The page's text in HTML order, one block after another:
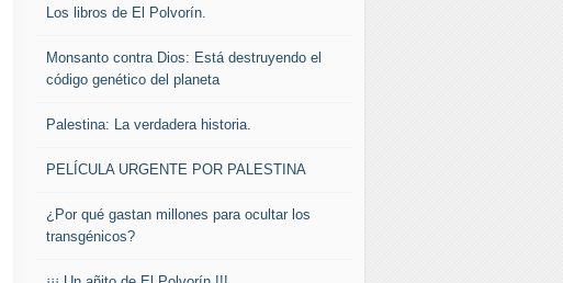
Los libros de El Polvorín.
Monsanto contra Dios: Está destruyendo el
código genético del planeta
Palestina: La verdadera historia.
PELÍCULA URGENTE POR PALESTINA
¿Por qué gastan millones para ocultar los
transgénicos?